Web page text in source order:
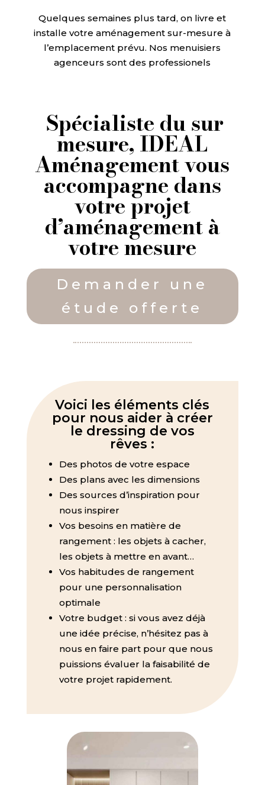
Quelques semaines plus tard, on livre et
installe votre aménagement sur-mesure à
l’emplacement prévu. Nos menuisiers
agenceurs sont des professionels
Spécialiste du sur
mesure, IDEAL
Aménagement vous
accompagne dans
votre projet
d’aménagement à
votre mesure
Demander une
étude offerte
Voici les éléments clés
pour nous aider à créer
le dressing de vos
rêves :
Des photos de votre espace
Des plans avec les dimensions
Des sources d’inspiration pour
nous inspirer
Vos besoins en matière de
rangement : les objets à cacher,
les objets à mettre en avant…
Vos habitudes de rangement
pour une personnalisation
optimale
Votre budget : si vous avez déjà
une idée précise, n’hésitez pas à
nous en faire part pour que nous
puissions évaluer la faisabilité de
votre projet rapidement.